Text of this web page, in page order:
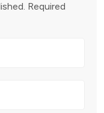
Required